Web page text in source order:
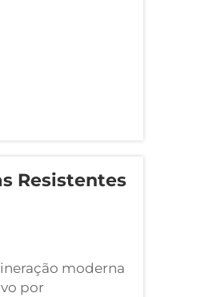
Resistentes
moderna
por